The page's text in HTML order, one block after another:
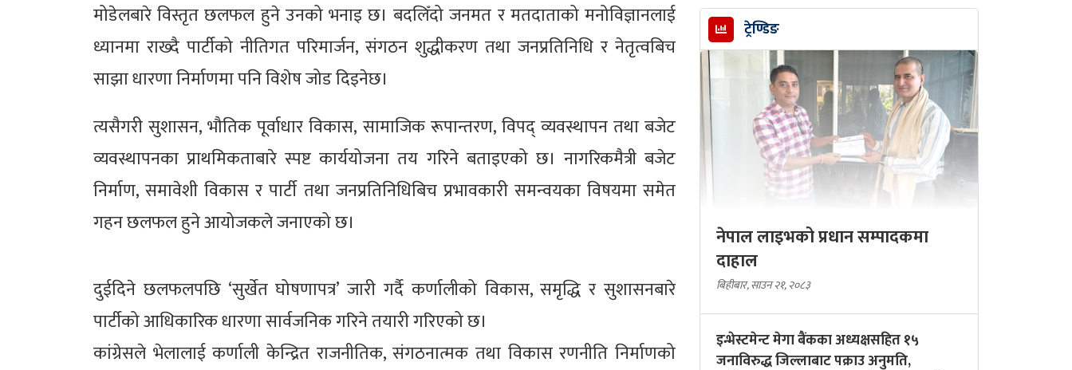
मोडेलबारे विस्तृत छलफल हुने उनको भनाइ छ। बदलिँदो जनमत र मतदाताको मनोविज्ञानलाई
ध्यानमा राख्दै पार्टीको नीतिगत परिमार्जन, संगठन शुद्धीकरण तथा जनप्रतिनिधि र नेतृत्वबिच
साझा धारणा निर्माणमा पनि विशेष जोड दिइनेछ।
त्यसैगरी सुशासन, भौतिक पूर्वाधार विकास, सामाजिक रूपान्तरण, विपद् व्यवस्थापन तथा बजेट
व्यवस्थापनका प्राथमिकताबारे स्पष्ट कार्ययोजना तय गरिने बताइएको छ। नागरिकमैत्री बजेट
निर्माण, समावेशी विकास र पार्टी तथा जनप्रतिनिधिबिच प्रभावकारी समन्वयका विषयमा समेत
गहन छलफल हुने आयोजकले जनाएको छ।
दुईदिने छलफलपछि ‘सुर्खेत घोषणापत्र’ जारी गर्दै कर्णालीको विकास, समृद्धि र सुशासनबारे
पार्टीको आधिकारिक धारणा सार्वजनिक गरिने तयारी गरिएको छ।
कांग्रेसले भेलालाई कर्णाली केन्द्रित राजनीतिक, संगठनात्मक तथा विकास रणनीति निर्माणको
ट्रेण्डिङ
नेपाल लाइभको प्रधान सम्पादकमा
दाहाल
बिहीबार, साउन २१, २०८३
इन्भेस्टमेन्ट मेगा बैंकका अध्यक्षसहित १५
जनाविरुद्ध जिल्लाबाट पक्राउ अनुमति,